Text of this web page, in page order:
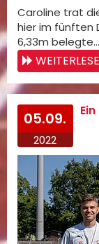
Caroline trat
hier im fünften
6,33m belegte…
05.09.
2022